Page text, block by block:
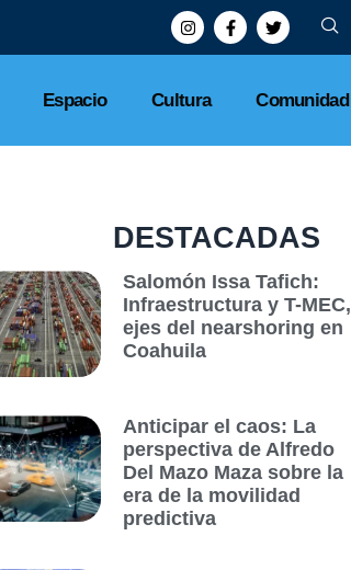
Espacio Cultura Comunidad
DESTACADAS
Salomón Issa Tafich:
Infraestructura y T-MEC,
ejes del nearshoring en
Coahuila
Anticipar el caos: La
perspectiva de Alfredo
Del Mazo Maza sobre la
era de la movilidad
predictiva